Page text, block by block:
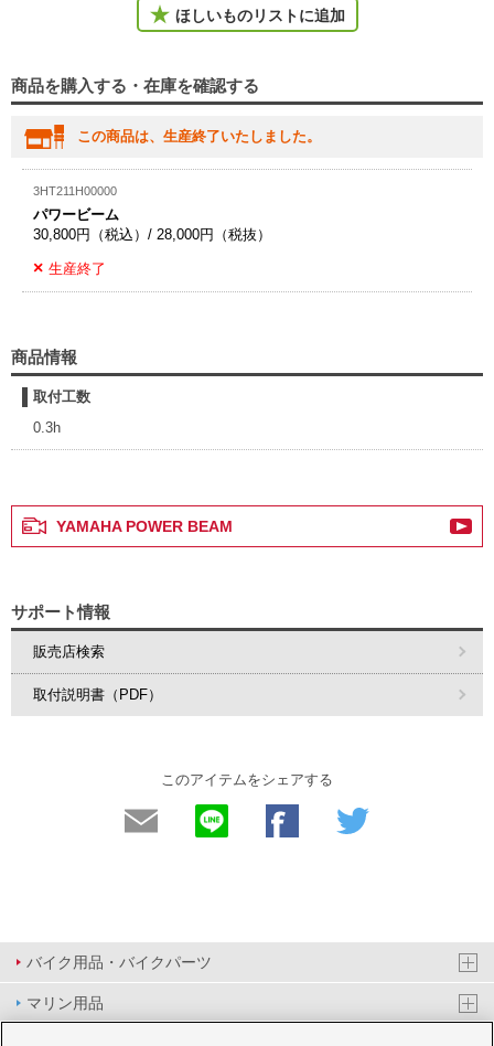
ほしいものリストに追加
商品を購入する・在庫を確認する
この商品は、生産終了いたしました。
3HT211H00000
パワービーム
30,800円（税込）/ 28,000円（税抜）
生産終了
商品情報
取付工数
0.3h
YAMAHA POWER BEAM
サポート情報
販売店検索
取付説明書（PDF）
このアイテムをシェアする
バイク用品・バイクパーツ
マリン用品